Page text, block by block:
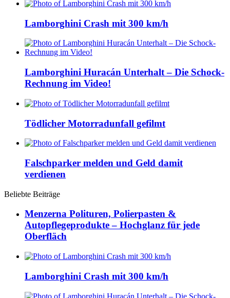
Lamborghini Crash mit 300 km/h
Lamborghini Huracán Unterhalt – Die Schock-
Rechnung im Video!
Tödlicher Motorradunfall gefilmt
Falschparker melden und Geld damit
verdienen
Beliebte Beiträge
Menzerna Polituren, Polierpasten &
Autopflegeprodukte – Hochglanz für jede
Oberfläch
Lamborghini Crash mit 300 km/h